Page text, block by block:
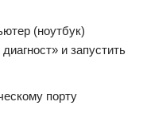
(ноутбук)
и запустить
порту